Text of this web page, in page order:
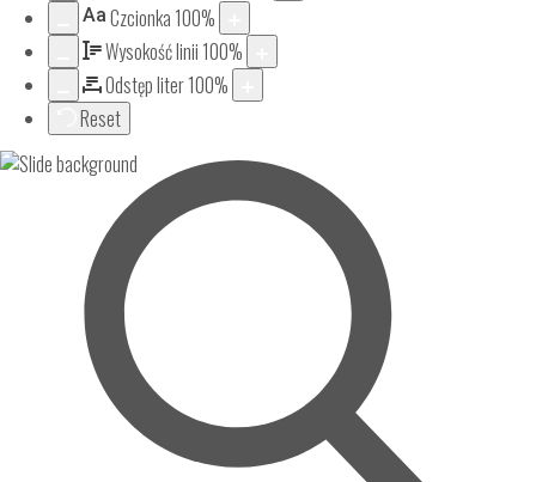
Aa Czcionka 100%
Wysokość linii 100%
Odstęp liter100%
Reset